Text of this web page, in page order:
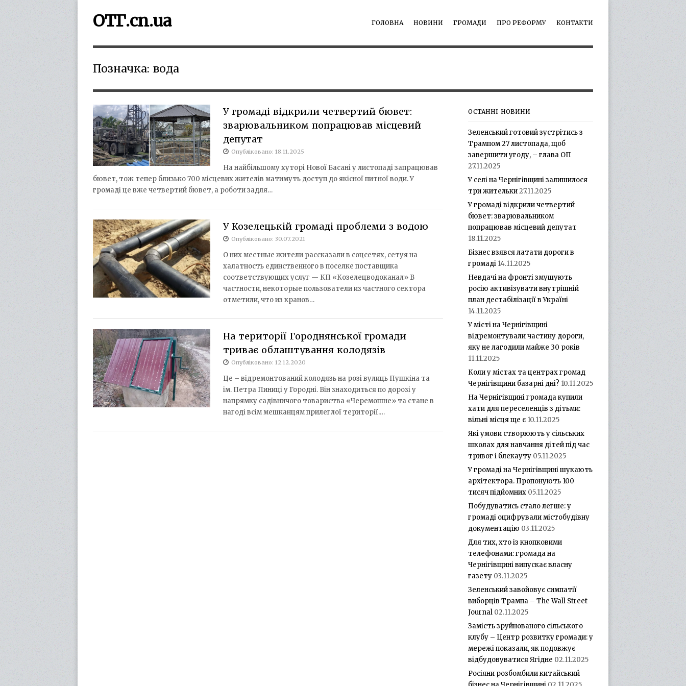
ГОЛОВНА НОВИНИ ГРОМАДИ ПРО РЕФОРМУ КОНТАКТИ
ОТГ.cn.ua
Позначка: вода
У громаді відкрили четвертий бювет:
зварювальником попрацював місцевий
депутат
Опубліковано: 18.11.2025
На найбільшому хуторі Нової Басані у листопаді запрацював
бювет, тож тепер близько 700 місцевих жителів матимуть доступ до якісної питної води. У
громаді це вже четвертий бювет, а роботи задля…
У Козелецькій громаді проблеми з водою
Опубліковано: 30.07.2021
О них местные жители рассказали в соцсетях, сетуя на
халатность единственного в поселке поставщика
соответствующих услуг — КП «Козелецводоканал» В
частности, некоторые пользователи из частного сектора
отметили, что из кранов…
На території Городнянської громади
триває облаштування колодязів
Опубліковано: 12.12.2020
Це – відремонтований колодязь на розі вулиць Пушкіна та
ім. Петра Пиниці у Городні. Він знаходиться по дорозі у
напрямку садівничого товариства «Черемошне» та стане в
нагоді всім мешканцям прилеглої території.…
ОСТАННІ НОВИНИ
Зеленський готовий зустрітись з
Трампом 27 листопада, щоб
завершити угоду, – глава ОП
27.11.2025
У селі на Чернігівщині залишилося
три жительки27.11.2025
У громаді відкрили четвертий
бювет: зварювальником
попрацював місцевий депутат
18.11.2025
Бізнес взявся латати дороги в
громаді 14.11.2025
Невдачі на фронті змушують
росію активізувати внутрішній
план дестабілізації в Україні
14.11.2025
У місті на Чернігівщині
відремонтували частину дороги,
яку не лагодили майже 30 років
11.11.2025
Коли у містах та центрах громад
Чернігівщини базарні дні? 10.11.2025
На Чернігівщині громада купили
хати для переселенців з дітьми:
вільні місця ще є 10.11.2025
Які умови створюють у сільських
школах для навчання дітей під час
тривог і блекауту 05.11.2025
У громаді на Чернігівщині шукають
архітектора. Пропонують 100
тисяч підйомних 05.11.2025
Побудуватись стало легше: у
громаді оцифрували містобудівну
документацію 03.11.2025
Для тих, хто із кнопковими
телефонами: громада на
Чернігівщині випускає власну
газету 03.11.2025
Зеленський завойовує симпатії
виборців Трампа – The Wall Street
Journal 02.11.2025
Замість зруйнованого сільського
клубу – Центр розвитку громади: у
мережі показали, як подовжує
відбудовуватися Ягідне 02.11.2025
Росіяни розбомбили китайський